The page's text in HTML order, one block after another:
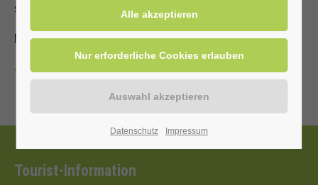
stimmungsvolle Melodien
Mit Kur-/Einwohnerkarte frei, ohne 3,00 €
Zurück
Tourist-Information
Datenschutz Impressum